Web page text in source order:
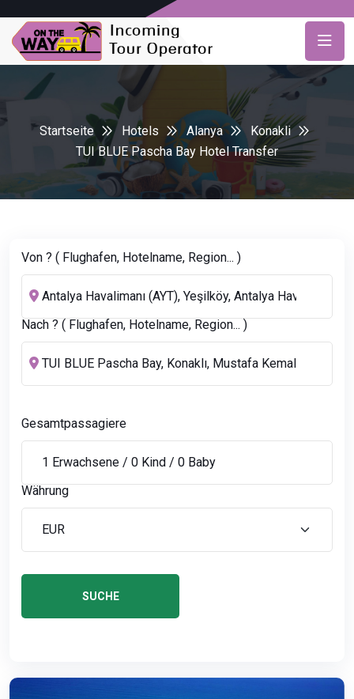
Startseite Hotels Alanya
Konakli
TUI BLUE Pascha Bay Hotel Transfer
Von ? ( Flughafen, Hotelname, Region... )
Nach ? ( Flughafen, Hotelname, Region... )
Gesamtpassagiere
Währung
SUCHE